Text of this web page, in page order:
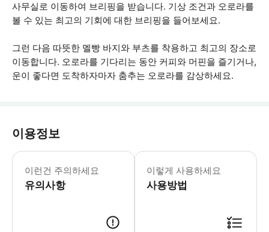
사무실로 이동하여 브리핑을 받습니다. 기상 조건과 오로라를
볼 수 있는 최고의 기회에 대한 브리핑을 들어보세요.
그런 다음 따뜻한 멜빵 바지와 부츠를 착용하고 최고의 장소로
이동합니다. 오로라를 기다리는 동안 커피와 머핀을 즐기거나,
운이 좋다면 도착하자마자 춤추는 오로라를 감상하세요.
이용정보
이런건 주의하세요
유의사항
* 소요시간 : 360분 (옵션에 따라 소
이렇게 사용하세요
사용방법